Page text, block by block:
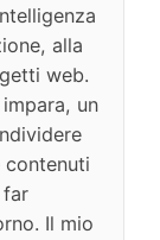
alla
web.
un
contenuti
far
Il mio